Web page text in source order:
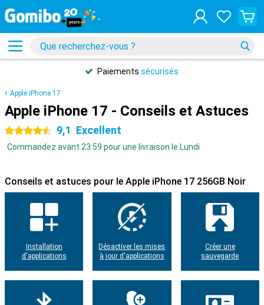
Paiements sécurisés
Apple iPhone 17
Apple iPhone 17 - Conseils et Astuces
4.5 étoiles 9,1 Excellent
Commandez avant 23:59 pour une livraison le Lundi
Conseils et astuces pour le Apple iPhone 17 256GB Noir
Installation
d'applications
Désactiver les mises
à jour d'applications
Créer une
sauvegarde